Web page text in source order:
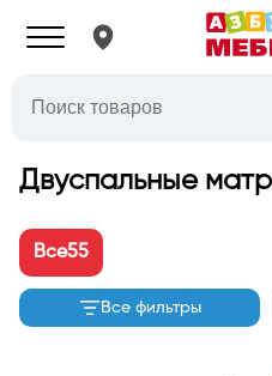
Двуспальные
Все55
Все фильтры